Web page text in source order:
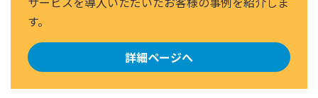
す。
詳細ページへ